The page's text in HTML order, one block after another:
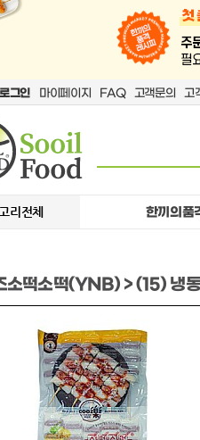
로그인 마이페이지 FAQ 고객문의 고
리전체 한끼의품
소떡소떡(YNB) > (15) 냉